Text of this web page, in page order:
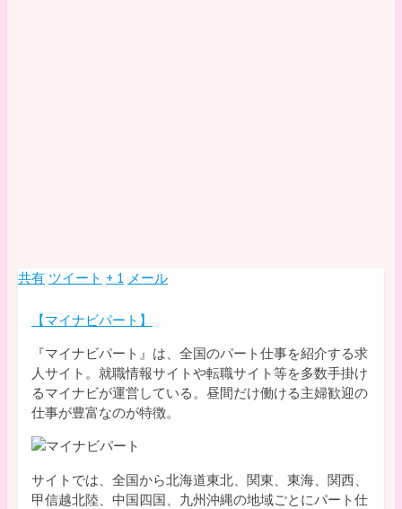
共有 ツイート + 1 メール
【マイナビパート】
『マイナビパート』は、全国のパート仕事を紹介する求
人サイト。就職情報サイトや転職サイト等を多数手掛け
るマイナビが運営している。昼間だけ働ける主婦歓迎の
仕事が豊富なのが特徴。
サイトでは、全国から北海道東北、関東、東海、関西、
甲信越北陸、中国四国、九州沖縄の地域ごとにパート仕